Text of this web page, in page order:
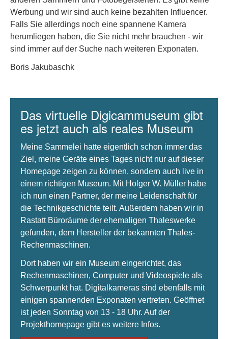
Werbung und wir sind auch keine bezahlten Influencer.
Falls Sie allerdings noch eine spannene Kamera
herumliegen haben, die Sie nicht mehr brauchen - wir
sind immer auf der Suche nach weiteren Exponaten.
Boris Jakubaschk
Das virtuelle Digicammuseum gibt
es jetzt auch als reales Museum
Meine Sammelei hatte eigentlich schon immer das
Ziel, meine Geräte eines Tages nicht nur auf dieser
Homepage zeigen zu können, sondern auch live in
einem richtigen Museum. Mit Holger W. Müller habe
ich nun einen Partner, der meine Leidenschaft für
die Technikgeschichte teilt. Außerdem haben wir in
Rastatt Büroräume der ehemaligen Thaleswerke
gefunden, dem Hersteller der bekannten Thales-
Rechenmaschinen.
Dort haben wir ein Museum eingerichtet, das
Rechenmaschinen, Computer und Videospiele als
Schwerpunkt hat. Digitalkameras sind ebenfalls mit
einigen spannenden Exponaten vertreten. Geöffnet
ist jeden Sonntag von 13 - 18 Uhr. Auf der
Projekthomepage gibt es weitere Infos.